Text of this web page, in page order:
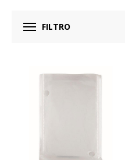
FILTRO